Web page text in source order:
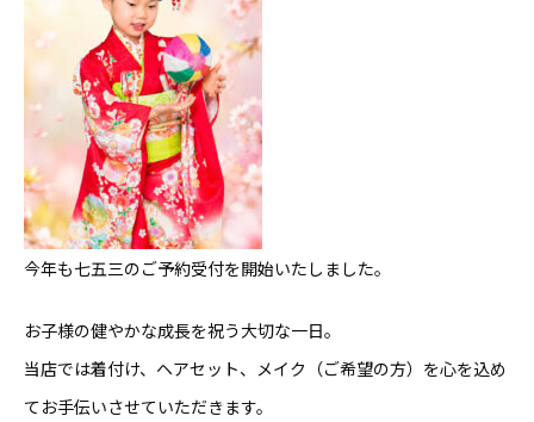
今年も七五三のご予約受付を開始いたしました。
お子様の健やかな成長を祝う大切な一日。
当店では着付け、ヘアセット、メイク（ご希望の方）を心を込め
てお手伝いさせていただきます。